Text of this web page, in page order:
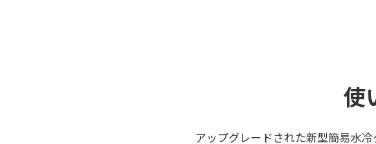
使
アップグレードされた新型簡易水